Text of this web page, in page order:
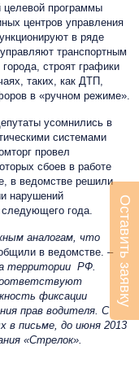
программы
центров управления
в ряде
транспортным
строят графики
таких, как ДТП,
в «ручном режиме».
усомнились в
системами
провел
сбоев в работе
в ведомстве решили
нарушений
года.
аналогам, что
в ведомстве. –
территории РФ.
фиксации
прав водителя. С
в письме, до июня 2013
«Стрелок».
Оставить заявку